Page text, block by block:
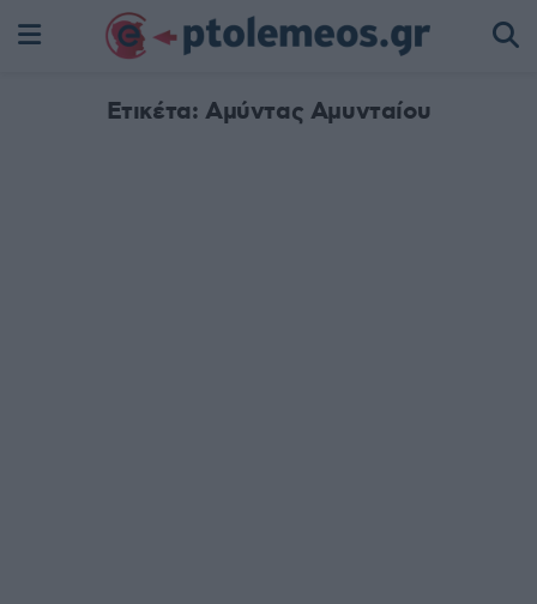
Ετικέτα:Αμύντας Αμυνταίου